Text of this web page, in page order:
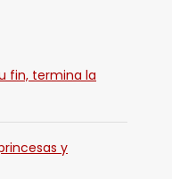
fin, termina la
y